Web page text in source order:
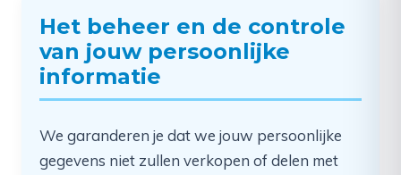
Het beheer en de controle
van jouw persoonlijke
informatie
We garanderen je dat we jouw persoonlijke
gegevens niet zullen verkopen of delen met